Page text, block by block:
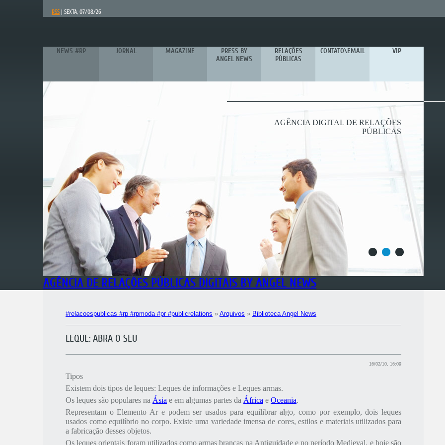
RSS | SEXTA, 07/08/26
NEWS #RP JORNAL MAGAZINE
PRESS BY
ANGEL NEWS
RELAÇÕES
PÚBLICAS
CONTATO\EMAIL VIP
RELAÇÕES PÚBLICAS & MARKETING
DIGITAIS
AGÊNCIA DIGITAL DE RELAÇÕES
PÚBLICAS
CRIATIVIDADE E INOVAÇÃO
AGÊNCIA DE RELAÇÕES PÚBLICAS DIGITAIS BY ANGEL NEWS
#relacoespublicas #rp #rpmoda #pr #publicrelations » Arquivos » Biblioteca Angel News
LEQUE: ABRA O SEU
16/02/10, 16:09
Tipos
Existem dois tipos de leques: Leques de informações e Leques armas.
Os leques são populares na Ásia e em algumas partes da África e Oceania.
Representam o Elemento Ar e podem ser usados para equilibrar algo, como por exemplo, dois leques
usados como equilíbrio no corpo. Existe uma variedade imensa de cores, estilos e materiais utilizados para
a fabricação desses objetos.
Os leques orientais foram utilizados como armas brancas na Antiguidade e no período Medieval, e hoje são